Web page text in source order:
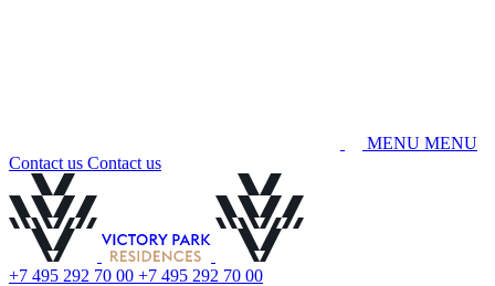
MENU MENU
Contact us Contact us
+7 495 292 70 00 +7 495 292 70 00